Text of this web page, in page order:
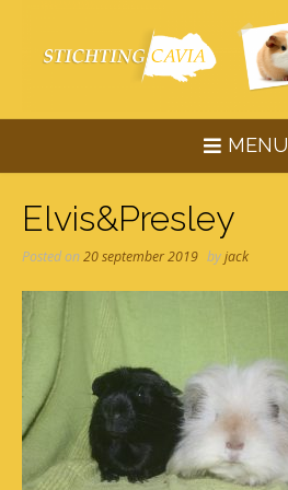
content
MENU
Elvis&Presley
Posted on20 september 2019 byjack